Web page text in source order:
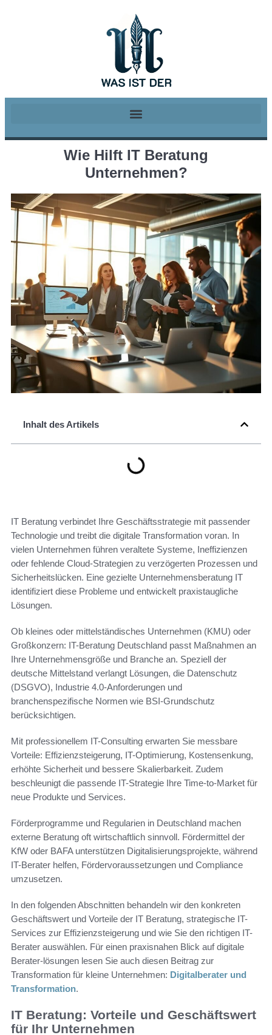
Wie Hilft IT Beratung
Unternehmen?
Inhalt des Artikels
IT Beratung verbindet Ihre Geschäftsstrategie mit passender
Technologie und treibt die digitale Transformation voran. In
vielen Unternehmen führen veraltete Systeme, Ineffizienzen
oder fehlende Cloud-Strategien zu verzögerten Prozessen und
Sicherheitslücken. Eine gezielte Unternehmensberatung IT
identifiziert diese Probleme und entwickelt praxistaugliche
Lösungen.
Ob kleines oder mittelständisches Unternehmen (KMU) oder
Großkonzern: IT-Beratung Deutschland passt Maßnahmen an
Ihre Unternehmensgröße und Branche an. Speziell der
deutsche Mittelstand verlangt Lösungen, die Datenschutz
(DSGVO), Industrie 4.0-Anforderungen und
branchenspezifische Normen wie BSI-Grundschutz
berücksichtigen.
Mit professionellem IT-Consulting erwarten Sie messbare
Vorteile: Effizienzsteigerung, IT-Optimierung, Kostensenkung,
erhöhte Sicherheit und bessere Skalierbarkeit. Zudem
beschleunigt die passende IT-Strategie Ihre Time-to-Market für
neue Produkte und Services.
Förderprogramme und Regularien in Deutschland machen
externe Beratung oft wirtschaftlich sinnvoll. Fördermittel der
KfW oder BAFA unterstützen Digitalisierungsprojekte, während
IT-Berater helfen, Fördervoraussetzungen und Compliance
umzusetzen.
In den folgenden Abschnitten behandeln wir den konkreten
Geschäftswert und Vorteile der IT Beratung, strategische IT-
Services zur Effizienzsteigerung und wie Sie den richtigen IT-
Berater auswählen. Für einen praxisnahen Blick auf digitale
Berater-lösungen lesen Sie auch diesen Beitrag zur
Transformation für kleine Unternehmen: Digitalberater und
Transformation.
IT Beratung: Vorteile und Geschäftswert
für Ihr Unternehmen